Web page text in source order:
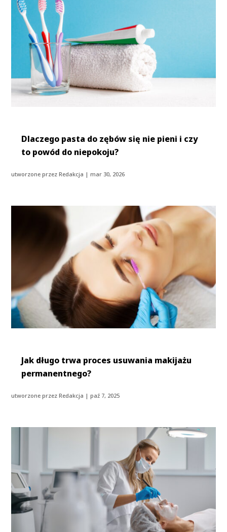
Dlaczego pasta do zębów się nie pieni i czy
to powód do niepokoju?
utworzone przezRedakcja |mar 30, 2026
Jak długo trwa proces usuwania makijażu
permanentnego?
utworzone przezRedakcja |paź 7, 2025